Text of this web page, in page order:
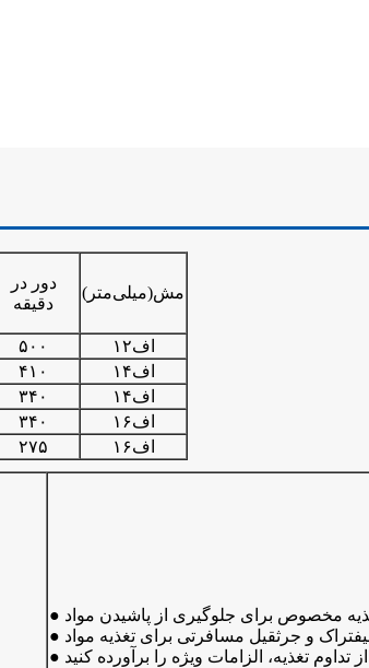
دور در
دقیقه
مش(میلی‌متر)
۵۰۰
اف۱۲
۴۱۰
اف۱۴
۳۴۰
اف۱۴
۳۴۰
اف۱۶
۲۷۵ اف۱۶
لیفتراک و جرثقیل مسافرتی برای تغذیه مواد
تداوم تغذیه، الزامات ویژه را برآورده کنید